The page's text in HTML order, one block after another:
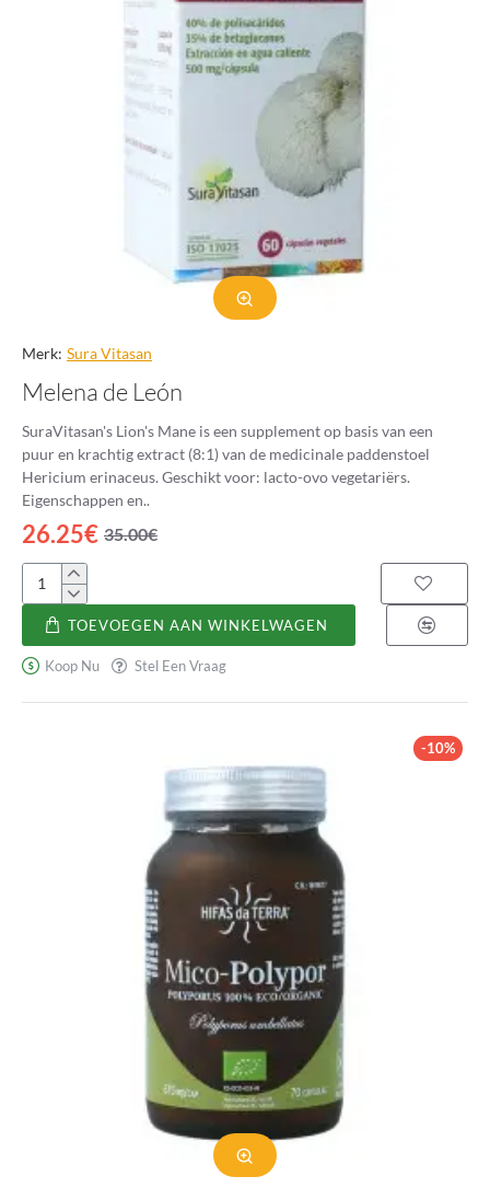
prioriteit aan uw welzijn door onze collectie te verkennen en de
perfecte supplementen te vinden, voor een gelukkiger en
evenwichtiger spijsverteringsstelsel.
Merk: Sura Vitasan
Melena de León
SuraVitasan's Lion's Mane is een supplement op basis van een
puur en krachtig extract (8:1) van de medicinale paddenstoel
Hericium erinaceus. Geschikt voor: lacto-ovo vegetariërs.
Eigenschappen en..
26.25€ 35.00€
Melena
León
TOEVOEGEN AAN WINKELWAGEN
Koop Nu Stel Een Vraag
-10%